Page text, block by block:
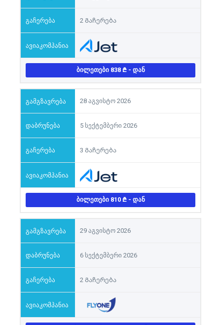
2 Გაჩერება
ᲑᲘᲚᲔᲗᲔᲑᲘ 838 - ᲓᲐᲜ
28 აგვისტო 2026
5 სექტემბერი 2026
3 Გაჩერება
ᲑᲘᲚᲔᲗᲔᲑᲘ 810 - ᲓᲐᲜ
29 აგვისტო 2026
6 სექტემბერი 2026
2 Გაჩერება